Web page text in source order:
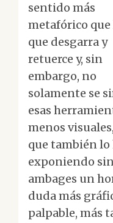
sentido más
metafórico
que desgarra y
retuerce y, sin
embargo, no
solamente se
esas
menos
que también lo
exponiendo
ambages un
duda más
palpable, más